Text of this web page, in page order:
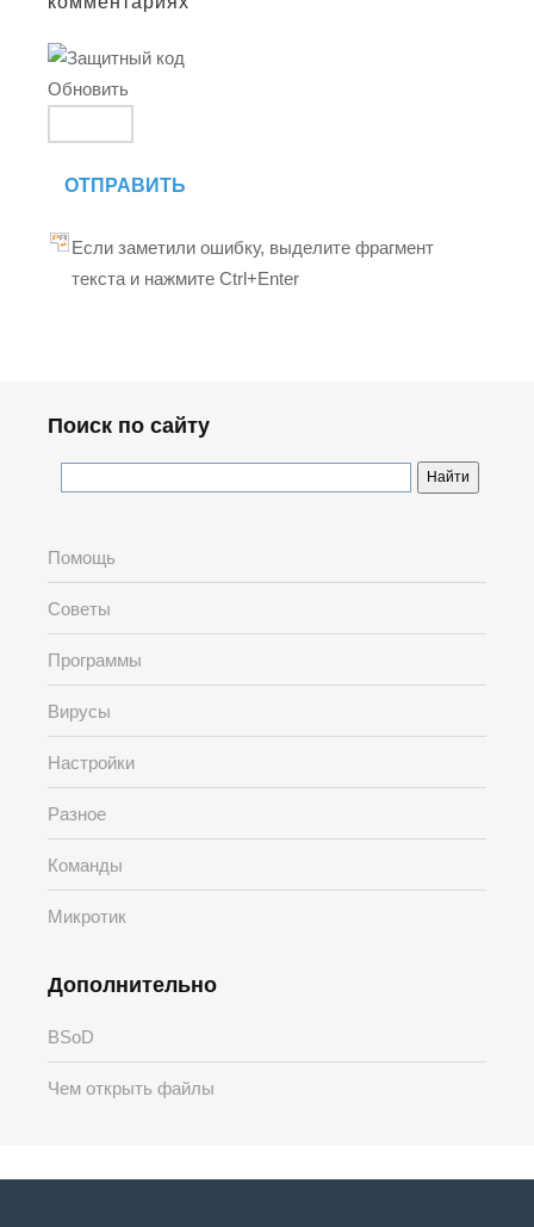
Обновить
ОТПРАВИТЬ
Если заметили ошибку, выделите фрагмент
текста и нажмите Ctrl+Enter
Поиск по сайту
Помощь
Советы
Программы
Вирусы
Настройки
Разное
Команды
Микротик
Дополнительно
BSoD
Чем открыть файлы